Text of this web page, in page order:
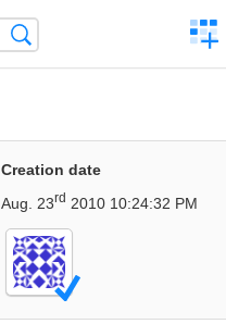
a
Creation date
Aug. 23rd 2010 10:24:32 PM